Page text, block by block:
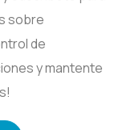
sobre
de
y mantente